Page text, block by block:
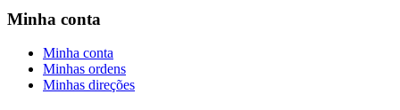
Minha conta
Minha conta
Minhas ordens
Minhas direções